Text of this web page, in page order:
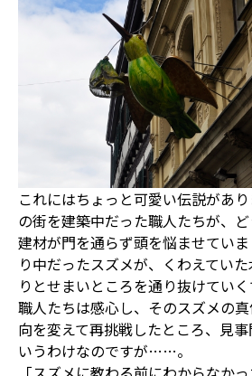
これにはちょっと可愛い伝説があ
の街を建築中だった職人たちが、
建材が門を通らず頭を悩ませてい
り中だったスズメが、くわえてい
りとせまいところを通り抜けていく
職人たちは感心し、そのスズメの
向を変えて再挑戦したところ、見
いうわけなのですが……。